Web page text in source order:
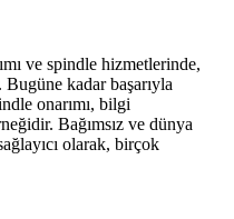
ve spindle hizmetlerinde,
Bugüne kadar başarıyla
onarımı, bilgi
Bağımsız ve dünya
olarak, birçok